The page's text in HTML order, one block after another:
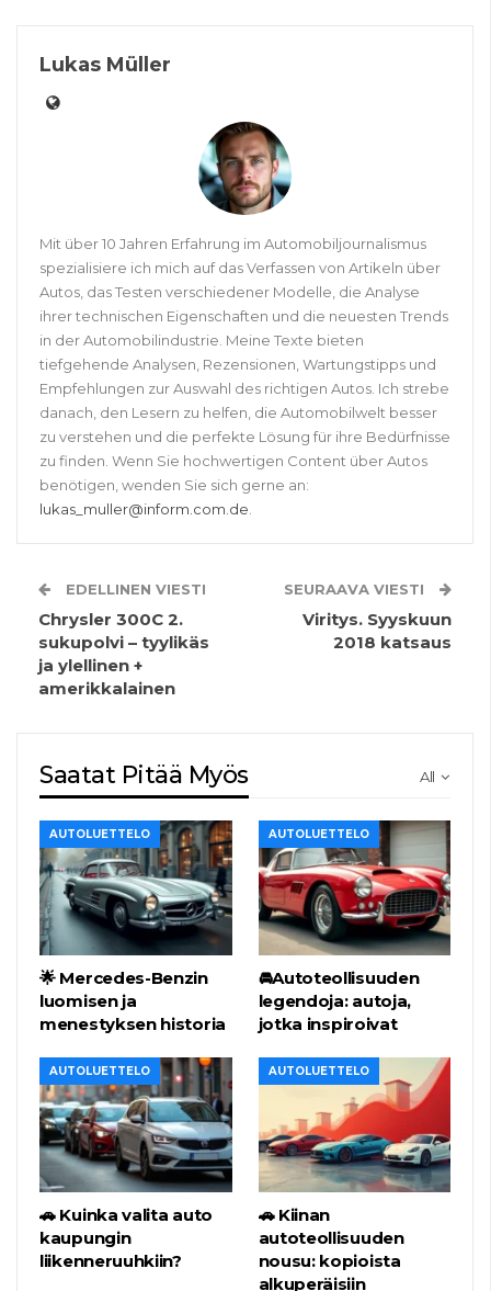
Lukas Müller
Mit über 10 Jahren Erfahrung im Automobiljournalismus
spezialisiere ich mich auf das Verfassen von Artikeln über
Autos, das Testen verschiedener Modelle, die Analyse
ihrer technischen Eigenschaften und die neuesten Trends
in der Automobilindustrie. Meine Texte bieten
tiefgehende Analysen, Rezensionen, Wartungstipps und
Empfehlungen zur Auswahl des richtigen Autos. Ich strebe
danach, den Lesern zu helfen, die Automobilwelt besser
zu verstehen und die perfekte Lösung für ihre Bedürfnisse
zu finden. Wenn Sie hochwertigen Content über Autos
benötigen, wenden Sie sich gerne an:
lukas_muller@inform.com.de
EDELLINEN VIESTI
Chrysler 300C 2.
sukupolvi – tyylikäs
ja ylellinen +
amerikkalainen
SEURAAVA VIESTI
Viritys. Syyskuun
2018 katsaus
All
Saatat Pitää Myös
AUTOLUETTELO
🌟 Mercedes-Benzin
luomisen ja
menestyksen historia
AUTOLUETTELO
🚘Autoteollisuuden
legendoja: autoja,
jotka inspiroivat
AUTOLUETTELO
🚗 Kuinka valita auto
kaupungin
liikenneruuhkiin?
AUTOLUETTELO
🚗 Kiinan
autoteollisuuden
nousu: kopioista
alkuperäisiin